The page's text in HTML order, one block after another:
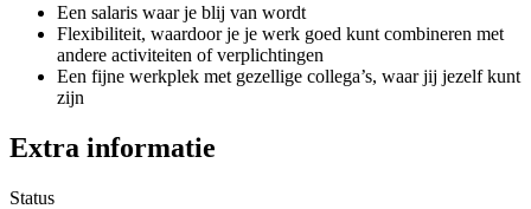
Een salaris waar je blij van wordt
Flexibiliteit, waardoor je je werk goed kunt combineren met
andere activiteiten of verplichtingen
Een fijne werkplek met gezellige collega’s, waar jij jezelf kunt
zijn
Extra informatie
Status